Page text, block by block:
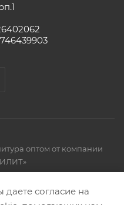
даете согласие на
оптом от компании